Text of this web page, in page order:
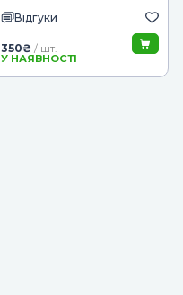
Відгуки
350₴ / шт.
У НАЯВНОСТІ